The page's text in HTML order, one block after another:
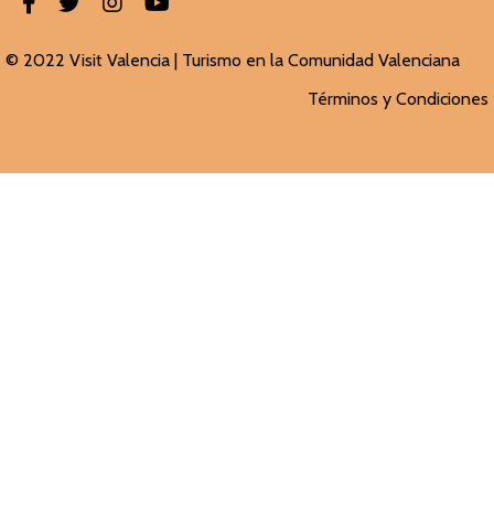
© 2022 Visit Valencia | Turismo en la Comunidad Valenciana
Términos y Condiciones